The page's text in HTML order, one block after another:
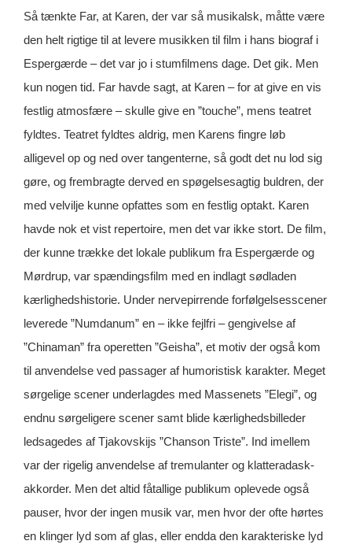
Så tænkte Far, at Karen, der var så musikalsk, måtte være
den helt rigtige til at levere musikken til film i hans biograf i
Espergærde – det var jo i stumfilmens dage. Det gik. Men
kun nogen tid. Far havde sagt, at Karen – for at give en vis
festlig atmosfære – skulle give en ”touche”, mens teatret
fyldtes. Teatret fyldtes aldrig, men Karens fingre løb
alligevel op og ned over tangenterne, så godt det nu lod sig
gøre, og frembragte derved en spøgelsesagtig buldren, der
med velvilje kunne opfattes som en festlig optakt. Karen
havde nok et vist repertoire, men det var ikke stort. De film,
der kunne trække det lokale publikum fra Espergærde og
Mørdrup, var spændingsfilm med en indlagt sødladen
kærlighedshistorie. Under nervepirrende forfølgelsesscener
leverede ”Numdanum” en – ikke fejlfri – gengivelse af
”Chinaman” fra operetten ”Geisha”, et motiv der også kom
til anvendelse ved passager af humoristisk karakter. Meget
sørgelige scener underlagdes med Massenets ”Elegi”, og
endnu sørgeligere scener samt blide kærlighedsbilleder
ledsagedes af Tjakovskijs ”Chanson Triste”. Ind imellem
var der rigelig anvendelse af tremulanter og klatteradask-
akkorder. Men det altid fåtallige publikum oplevede også
pauser, hvor der ingen musik var, men hvor der ofte hørtes
en klinger lyd som af glas, eller endda den karakteriske lyd